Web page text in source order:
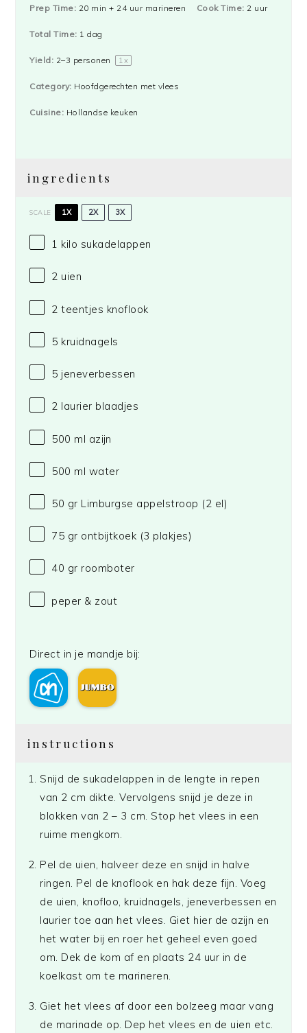
Prep Time: 20 min + 24 uur marineren Cook Time: 2 uur
Total Time: 1 dag
Yield: 2–3 personen 1x
Category: Hoofdgerechten met vlees
Cuisine: Hollandse keuken
ingredients
SCALE 1X 2X 3X
1 kilo sukadelappen
2 uien
2 teentjes knoflook
5 kruidnagels
5 jeneverbessen
2 laurier blaadjes
500 ml azijn
500 ml water
50 gr Limburgse appelstroop (2 el)
75 gr ontbijtkoek (3 plakjes)
40 gr roomboter
peper & zout
Direct in je mandje bij:
instructions
Snijd de sukadelappen in de lengte in repen
van 2 cm dikte. Vervolgens snijd je deze in
blokken van 2 – 3 cm. Stop het vlees in een
ruime mengkom.
Pel de uien, halveer deze en snijd in halve
ringen. Pel de knoflook en hak deze fijn. Voeg
de uien, knofloo, kruidnagels, jeneverbessen en
laurier toe aan het vlees. Giet hier de azijn en
het water bij en roer het geheel even goed
om. Dek de kom af en plaats 24 uur in de
koelkast om te marineren.
Giet het vlees af door een bolzeeg maar vang
de marinade op. Dep het vlees en de uien etc.